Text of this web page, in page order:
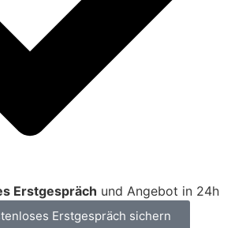
Erstgespräch und Angebot in 24h
Erstgespräch sichern